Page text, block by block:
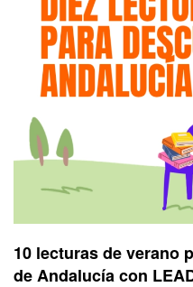
10 lecturas de verano
de Andalucía con